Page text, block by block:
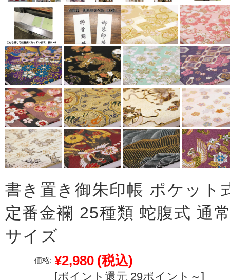
書き置き御朱印帳 ポケット
定番金襴 25種類 蛇腹式 通
サイズ
価格: ¥2,980 (税込)
[ポイント還元 29ポイント～]